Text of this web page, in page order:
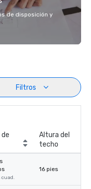
de disposición y
Filtros
Altura del
techo
cuad.
16 pies